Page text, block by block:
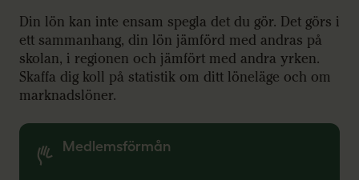
Din lön kan inte ensam spegla det du gör. Det görs i
ett sammanhang, din lön jämförd med andras på
skolan, i regionen och jämfört med andra yrken.
Skaffa dig koll på statistik om ditt löneläge och om
marknadslöner.
Medlemsförmån